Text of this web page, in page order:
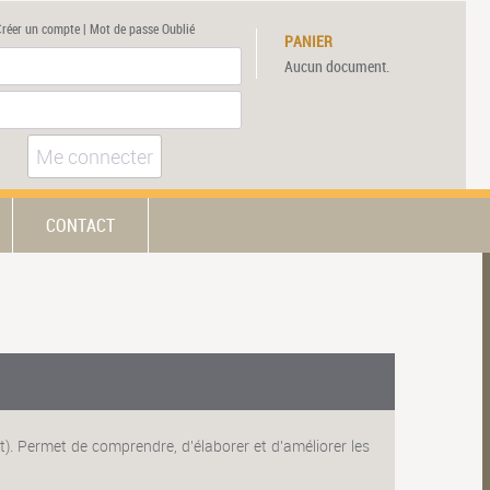
un compte| Mot de passe Oublié
Me connecter
PANIER
Aucun document.
CONTACT
Permet de comprendre, d'élaborer et d'améliorer les